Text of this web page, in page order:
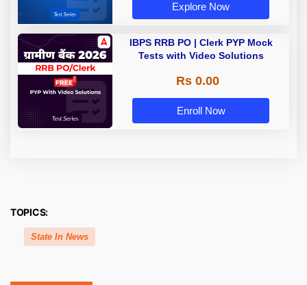
Explore Now
IBPS RRB PO | Clerk PYP Mock
Tests with Video Solutions
Rs 0.00
Enroll Now
TOPICS:
State In News